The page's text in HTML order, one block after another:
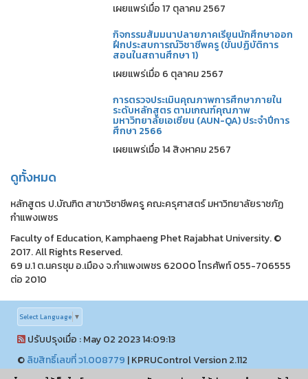
เผยแพร่เมื่อ 17 ตุลาคม 2567
กิจกรรมสัมมนาปลายภาคเรียนนักศึกษาออก
ฝึกประสบการณ์วิชาชีพครู (ขั้นปฏิบัติการ
สอนในสถานศึกษา 1)
เผยแพร่เมื่อ 6 ตุลาคม 2567
การตรวจประเมินคุณภาพการศึกษาภายใน
ระดับหลักสูตร ตามเกณฑ์คุณภาพ
มหาวิทยาลัยเอเซียน (AUN-QA) ประจำปีการ
ศึกษา 2566
เผยแพร่เมื่อ 14 สิงหาคม 2567
ดูทั้งหมด
หลักสูตร ป.บัณฑิต สาขาวิชาชีพครู คณะครุศาสตร์ มหาวิทยาลัยราชภัฏ
กำแพงเพชร
Faculty of Education, Kamphaeng Phet Rajabhat University. ©
2017. All Rights Reserved.
69 ม.1 ต.นครชุม อ.เมือง จ.กำแพงเพชร 62000 โทรศัพท์ 055-706555
ต่อ 2010
Select Language ▼
ปรับปรุงเมื่อ : May 02 2023 14:09:13
©ลิขสิทธิ์เลขที่ ว1.008779 |KPRUControl Version 2.112